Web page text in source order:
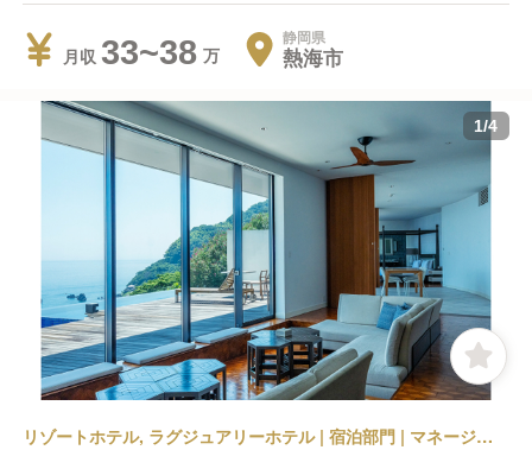
月収 33~38 静岡県
熱海市
1/4
リゾートホテル, ラグジュアリーホテル | 宿泊部門 | マネージャー・支配人・副支配人・女将 | UMITO熱海本邸 UMITO熱海本邸